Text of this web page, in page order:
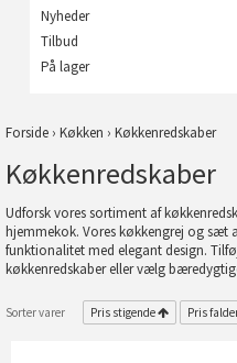
Nyheder
Tilbud
På lager
Forside › Køkken › Køkkenredskaber
Køkkenredskaber
Udforsk vores sortiment af
hjemmekok. Vores køkkengrej og sæt
funktionalitet med elegant design.
køkkenredskaber eller vælg
Sorter varer Pris stigende Pris